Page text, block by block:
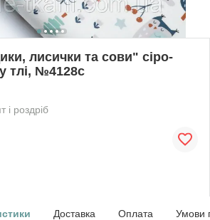
лисички та сови" сіро-
тлі, №4128с
і роздріб
Доставка Оплата Умови